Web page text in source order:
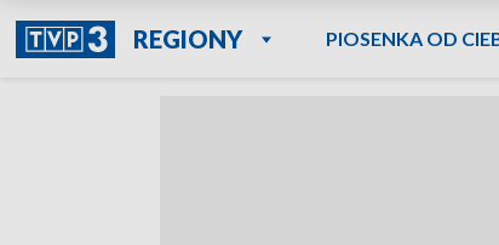
REGIONY PIOSENKA OD